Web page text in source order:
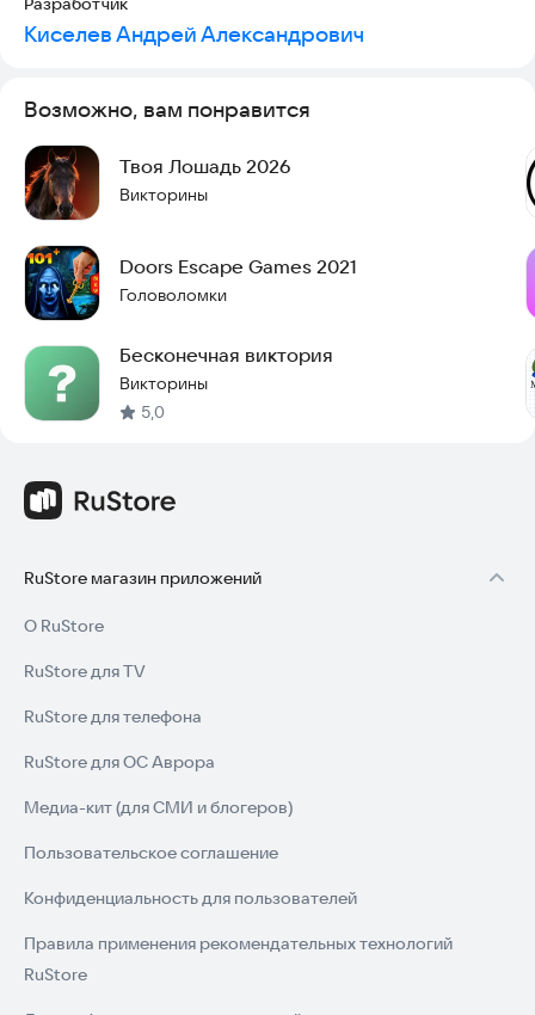
Киселев Андрей Александрович
Возможно, вам понравится
Твоя Лошадь 2026
Викторины
Doors Escape Games 2021
Головоломки
Бесконечная виктория
Викторины
5,0
RuStore магазин приложений
О RuStore
RuStore для TV
RuStore для телефона
RuStore для ОС Аврора
Медиа-кит (для СМИ и блогеров)
Пользовательское соглашение
Конфиденциальность для пользователей
Правила применения рекомендательных технологий
RuStore